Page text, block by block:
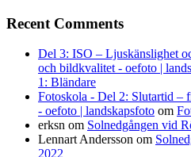
Recent Comments
Del 3: ISO – Ljuskänslighet
och bildkvalitet - oefoto |
1: Bländare
Fotoskola - Del 2: Slutartid –
- oefoto | landskapsfoto om
erksn om Solnedgången vid
Lennart Andersson om
2022